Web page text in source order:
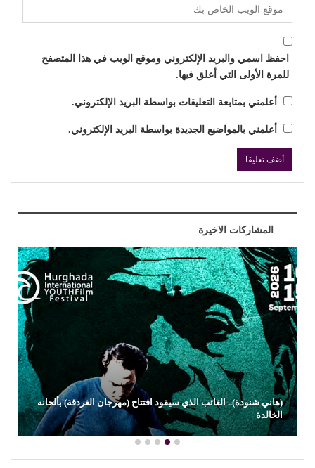
احفظ اسمي والبريد الإلكتروني وموقع الويب في هذا المتصفح
للمرة الأولى التي أعلق فيها.
أعلمني بمتابعة التعليقات بواسطة البريد الإلكتروني.
أعلمني بالمواضيع الجديدة بواسطة البريد الإلكتروني.
المشاركات الاخيرة
الغردقة) بألحانه
(سحر رامي).. امرأة اختارت الكرامة على